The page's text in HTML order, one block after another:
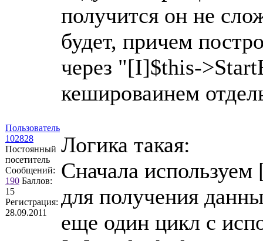
Пользователь
102828
Постоянный
посетитель
Сообщений:
190 Баллов:
15
Регистрация:
28.09.2011
получится он не
будет, причем
через "[I]$this-
кешироваинем
Логика такая:
Сначала
для получения
еще один цикл с